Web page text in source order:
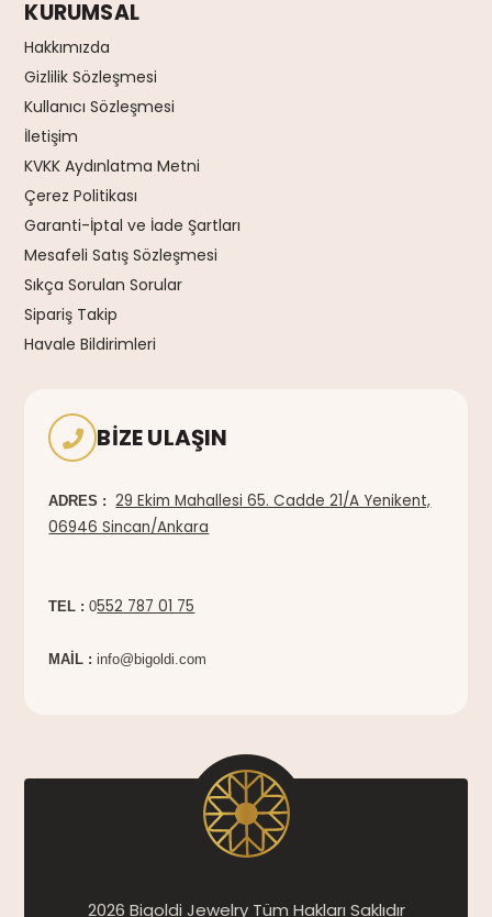
KURUMSAL
Hakkımızda
Gizlilik Sözleşmesi
Kullanıcı Sözleşmesi
İletişim
KVKK Aydınlatma Metni
Çerez Politikası
Garanti-İptal ve İade Şartları
Mesafeli Satış Sözleşmesi
Sıkça Sorulan Sorular
Sipariş Takip
Havale Bildirimleri
BIZE ULAŞIN
ADRES :
29 Ekim Mahallesi 65. Cadde 21/A Yenikent,
06946 Sincan/Ankara
TEL : 0552 787 01 75
MAİL :info@bigoldi.com
2026 Bigoldi Jewelry Tüm Hakları Saklıdır